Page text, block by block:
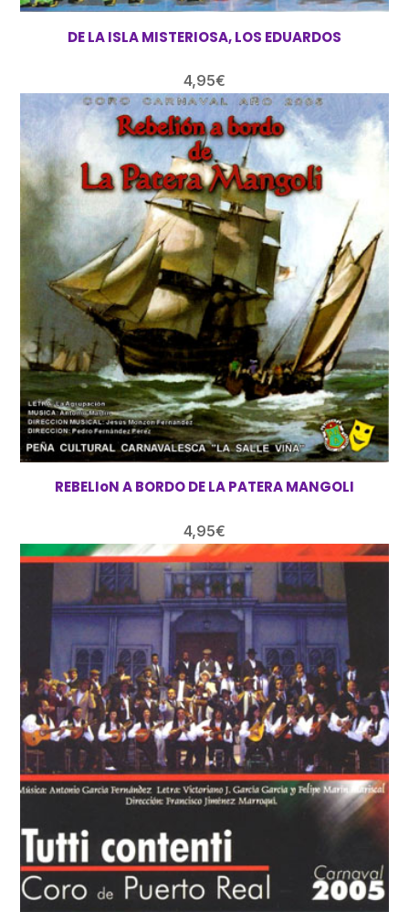
DE LA ISLA MISTERIOSA, LOS EDUARDOS
4,95€
REBELIoN A BORDO DE LA PATERA MANGOLI
4,95€